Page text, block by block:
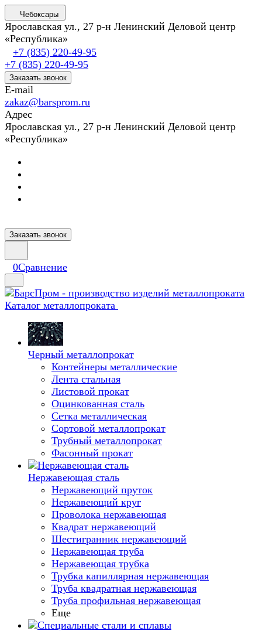
Чебоксары
Ярославская ул., 27 р-н Ленинский Деловой центр
«Республика»
+7 (835) 220-49-95
+7 (835) 220-49-95
Заказать звонок
E-mail
zakaz@barsprom.ru
Адрес
Ярославская ул., 27 р-н Ленинский Деловой центр
«Республика»
Заказать звонок
0Сравнение
Каталог металлопроката
Черный металлопрокат
Контейнеры металлические
Лента стальная
Листовой прокат
Оцинкованная сталь
Сетка металлическая
Сортовой металлопрокат
Трубный металлопрокат
Фасонный прокат
Нержавеющая сталь
Нержавеющий пруток
Нержавеющий круг
Проволока нержавеющая
Квадрат нержавеющий
Шестигранник нержавеющий
Нержавеющая труба
Нержавеющая трубка
Трубка капиллярная нержавеющая
Труба квадратная нержавеющая
Труба профильная нержавеющая
Еще